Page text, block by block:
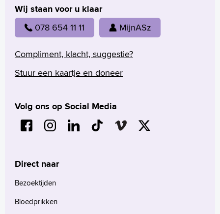
Wij staan voor u klaar
078 654 11 11 MijnASz
Compliment, klacht, suggestie?
Stuur een kaartje en doneer
Volg ons op Social Media
Direct naar
Bezoektijden
Bloedprikken